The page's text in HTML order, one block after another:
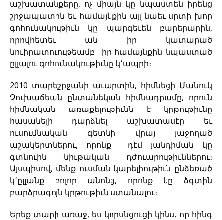
աշխատանքերը, ոչ միայն կը նպաստեն իրենց
շրջապատին եւ համայնքին այլ նաեւ սրտի խոր
գոհունակութիւն կը պարգեւեն բարերարին,
որովհետեւ ան իր կատարած
նուիրատուութեամբ իր համայնքին նպաստած
ըլլալու գոհունակութիւնը կ՚ապրի։
2010 տարեշրջանի աւարտին, հիմնեցի Մանուկ
Չուխաճեան ընտանեկան հիմնադրամը, որուն
հիմնական առաքելութիւնն է կրթութիւնը
հասանելի դարձնել աշխատասէր եւ
ուսումնական գետնի վրայ յաջողած
աշակերտներու, որոնք դէմ յանդիման կը
գտնուին նիւթական դժուարութիւններու։
Այսպիսով, մենք ուսման կարելիութիւն ընձեռած
կ՚ըլլանք բոլոր անոնց, որոնք կը ձգտին
բարձրագոյն կրթութիւն ստանալու։
Երեք տարի առաջ, ես կորսնցուցի կինս, որ հինգ